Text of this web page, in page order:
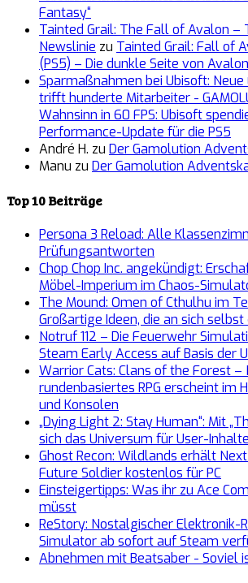
Fantasy“
Tainted Grail: The Fall of Avalon –
Newslinie zu Tainted Grail: Fall of
(PS5) – Die dunkle Seite von Avalon
Sparmaßnahmen bei Ubisoft:
trifft hunderte Mitarbeiter -
Wahnsinn in 60 FPS: Ubisoft
Performance-Update für die PS5
André H. zu Der Gamolution
Manu zu Der Gamolution
Top 10 Beiträge
Persona 3 Reload: Alle
Prüfungsantworten
Chop Chop Inc. angekündigt:
Möbel-Imperium im Chaos-
The Mound: Omen of Cthulhu im
Großartige Ideen, die an sich
Notruf 112 – Die Feuerwehr
Steam Early Access auf Basis der
Warrior Cats: Clans of the Forest –
rundenbasiertes RPG erscheint im
und Konsolen
„Dying Light 2: Stay Human“: Mit
sich das Universum für User-Inhalte
Ghost Recon: Wildlands erhält
Future Soldier kostenlos für PC
Einsteigertipps: Was ihr zu Ace
müsst
ReStory: Nostalgischer Elektronik-
Simulator ab sofort auf Steam
Abnehmen mit Beatsaber - Soviel